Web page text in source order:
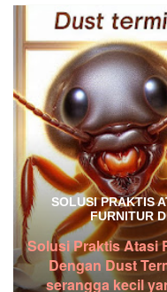
SOLUSI PRAKTIS
FURNITUR
Solusi Praktis Atasi
Dengan Dust
serangga kecil